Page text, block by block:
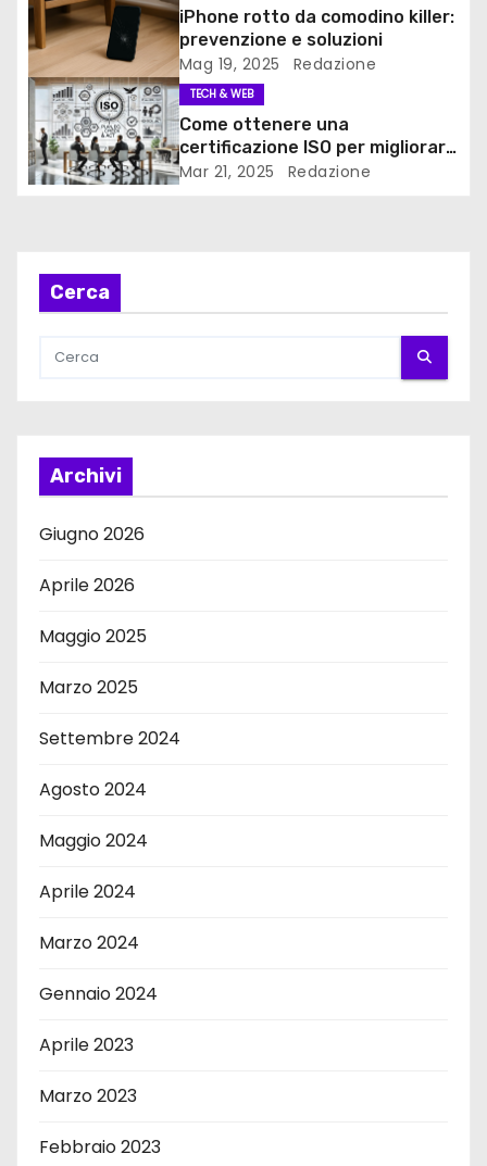
i
o
n
e
r
t
o
iPhone rotto da comodino killer:
prevenzione e soluzioni
Mag 19, 2025 Redazione
TECH & WEB
Come ottenere una
certificazione ISO per migliorare
le performance aziendali
Mar 21, 2025 Redazione
Cerca
Archivi
Giugno 2026
Aprile 2026
Maggio 2025
Marzo 2025
Settembre 2024
Agosto 2024
Maggio 2024
Aprile 2024
Marzo 2024
Gennaio 2024
Aprile 2023
Marzo 2023
Febbraio 2023